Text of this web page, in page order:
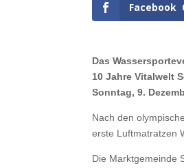
Facebook
Das
10 Jahre Vitalwelt
Sonntag, 9.
Nach den
erste Luftmatratzen
Die Marktgemeinde